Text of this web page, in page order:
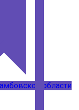
каналы в
области